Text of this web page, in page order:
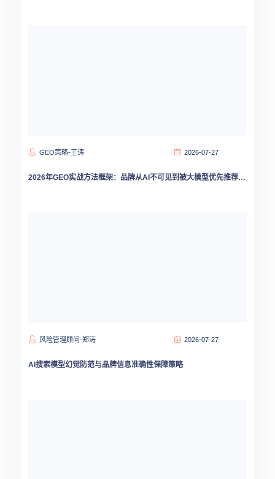
GEO策略-王涛 2026-07-27
2026年GEO实战方法框架：品牌从AI不可见到被大模型优先推荐的系统路径
风险管理顾问-郑涛 2026-07-27
AI搜索模型幻觉防范与品牌信息准确性保障策略